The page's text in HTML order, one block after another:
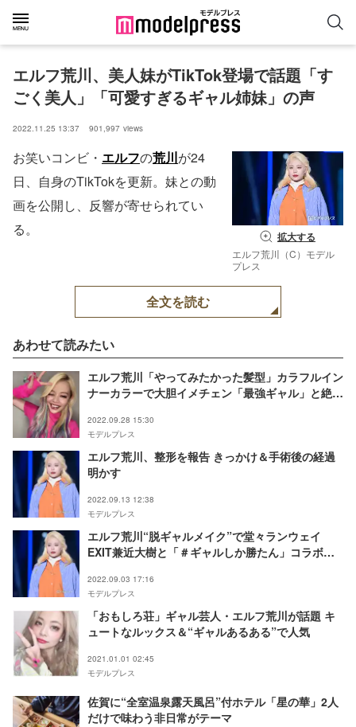
エルフ荒川、美人妹がTikTok登場で話題「す
ごく美人」「可愛すぎるギャル姉妹」の声
2022.11.25 13:37 901,997 views
拡大する
エルフ荒川（C）モデル
プレス
お笑いコンビ・ エルフの荒川が24
日、自身のTikTokを更新。妹との動
画を公開し、反響が寄せられてい
る。
全文を読む
あわせて読みたい
エルフ荒川「やってみたかった髪型」カラフルイン
ナーカラーで大胆イメチェン「最強ギャル」と絶賛
2022.09.28 15:30
モデルプレス
エルフ荒川、整形を報告 きっかけ＆手術後の経過
明かす
2022.09.13 12:38
モデルプレス
エルフ荒川“脱ギャルメイク”で堂々ランウェイ
EXIT兼近大樹と「＃ギャルしか勝たん」コラボ＜
2022.09.03 17:16
モデルプレス
「おもしろ荘」ギャル芸人・エルフ荒川が話題 キ
ュートなルックス＆“ギャルあるある”で人気
2021.01.01 02:45
モデルプレス
佐賀に“全室温泉露天風呂”付ホテル「星の華」2人
だけで味わう非日常がテーマ